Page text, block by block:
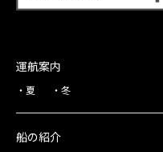
運航案内
夏 冬
船の紹介